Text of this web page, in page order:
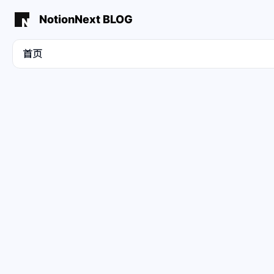
NotionNext BLOG
首页